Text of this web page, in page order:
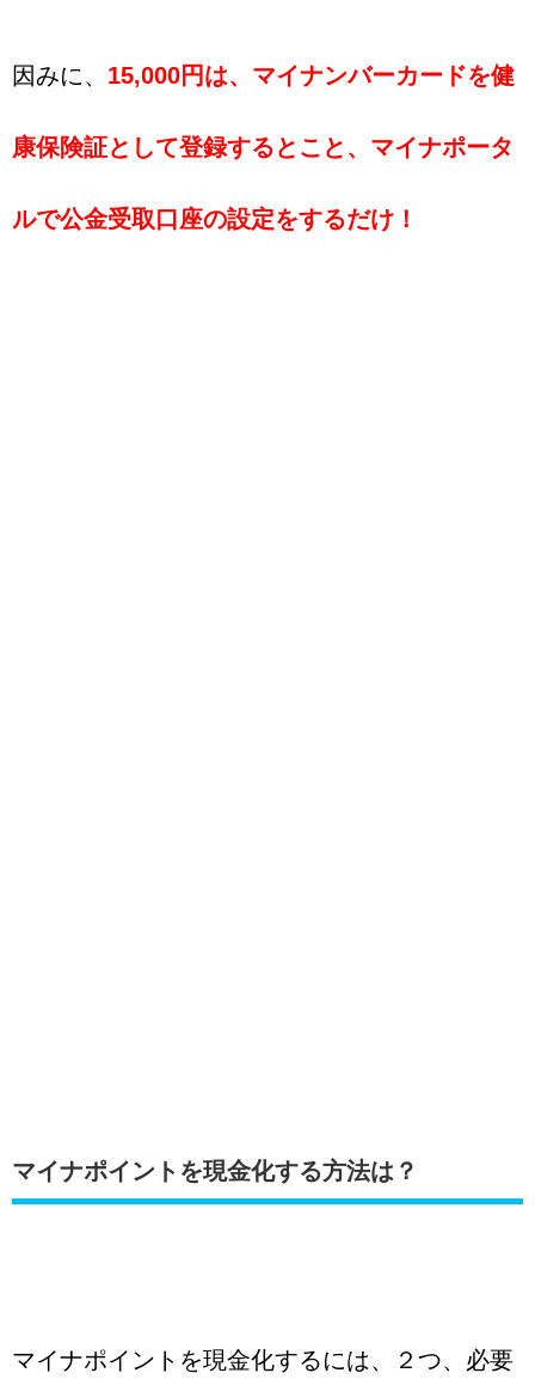
因みに、 15,000円は、マイナンバーカードを健
康保険証として登録するとこと、マイナポータ
ルで公金受取口座の設定をするだけ！
マイナポイントを現金化する方法は？
マイナポイントを現金化するには、２つ、必要